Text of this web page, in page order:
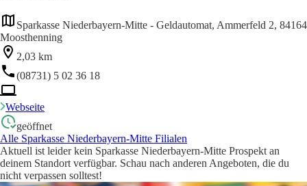
Sparkasse Niederbayern-Mitte - Geldautomat, Ammerfeld 2, 84164
Moosthenning
2,03 km
(08731) 5 02 36 18
Webseite
geöffnet
Alle Sparkasse Niederbayern-Mitte Filialen
Aktuell ist leider kein Sparkasse Niederbayern-Mitte Prospekt an
deinem Standort verfügbar. Schau nach anderen Angeboten, die du
nicht verpassen solltest!